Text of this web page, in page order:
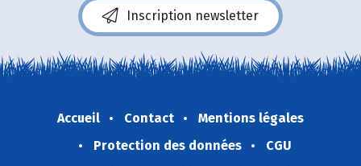
Inscription newsletter
Accueil Contact
Mentions légales
Protection des données
CGU